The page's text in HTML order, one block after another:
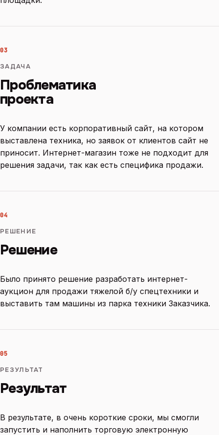
03
ЗАДАЧА
Проблематика
проекта
У компании есть корпоративный сайт, на котором
выставлена техника, но заявок от клиентов сайт не
приносит. Интернет-магазин тоже не подходит для
решения задачи, так как есть специфика продажи.
04
РЕШЕНИЕ
Решение
Было принято решение разработать интернет-
аукцион для продажи тяжелой б/у спецтехники и
выставить там машины из парка техники Заказчика.
05
РЕЗУЛЬТАТ
Результат
В результате, в очень короткие сроки, мы смогли
запустить и наполнить торговую электронную